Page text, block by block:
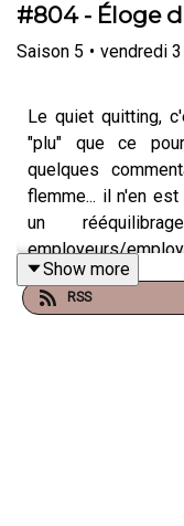
#804 - Éloge
Saison 5 • vendredi
Le quiet quitting,
"plu" que ce
quelques
flemme... il n'en
un
employeurs/
que nous en réjouir.
Show more
RSS